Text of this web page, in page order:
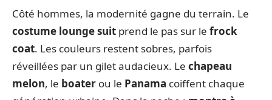
Côté hommes, la modernité gagne du terrain. Le
costume lounge suit prend le pas sur le frock
coat. Les couleurs restent sobres, parfois
réveillées par un gilet audacieux. Le chapeau
melon, le boater ou le Panama coiffent chaque